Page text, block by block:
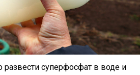
развести суперфосфат в воде и